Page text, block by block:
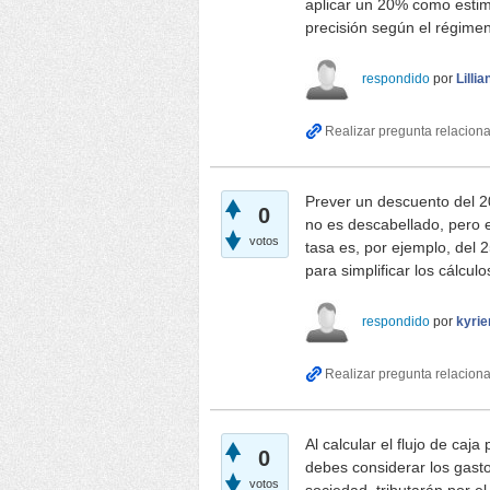
aplicar un 20% como
precisión según el
respondido por
0
votos
Prever un descuento del
no es descabellado, pero
tasa es, por ejemplo, del
para simplificar los
respondido por
0
votos
Al calcular el flujo de caja
debes considerar los